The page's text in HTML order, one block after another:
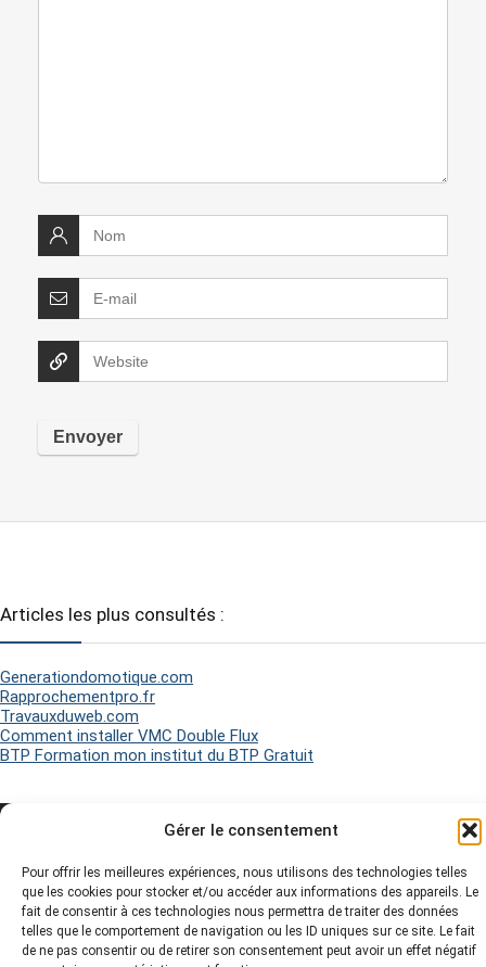
Gérer le consentement
Pour offrir les meilleures expériences, nous utilisons des technologies telles
que les cookies pour stocker et/ou accéder aux informations des appareils. Le
fait de consentir à ces technologies nous permettra de traiter des données
telles que le comportement de navigation ou les ID uniques sur ce site. Le fait
de ne pas consentir ou de retirer son consentement peut avoir un effet négatif
Articles les plus consultés :
Generationdomotique.com
Rapprochementpro.fr
Travauxduweb.com
Comment installer VMC Double Flux
BTP Formation mon institut du BTP Gratuit
2026 Matel Electricité - Tous droits réservés -Mentions légales